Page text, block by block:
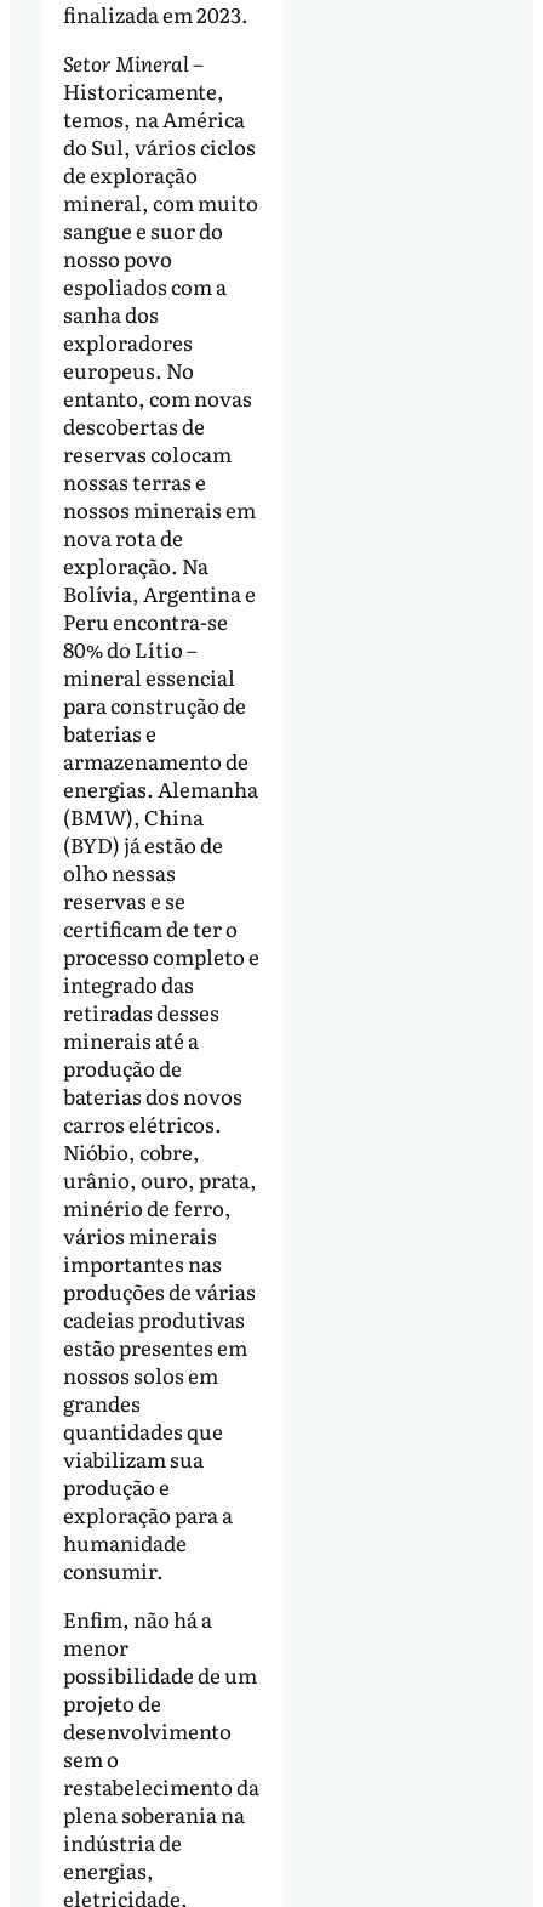
finalizada em 2023.
Setor Mineral –
Historicamente,
temos, na América
do Sul, vários ciclos
de exploração
mineral, com muito
sangue e suor do
nosso povo
espoliados com a
sanha dos
exploradores
europeus. No
entanto, com novas
descobertas de
reservas colocam
nossas terras e
nossos minerais em
nova rota de
exploração. Na
Bolívia, Argentina e
Peru encontra-se
80% do Lítio –
mineral essencial
para construção de
baterias e
armazenamento de
energias. Alemanha
(BMW), China
(BYD) já estão de
olho nessas
reservas e se
certificam de ter o
processo completo e
integrado das
retiradas desses
minerais até a
produção de
baterias dos novos
carros elétricos.
Nióbio, cobre,
urânio, ouro, prata,
minério de ferro,
vários minerais
importantes nas
produções de várias
cadeias produtivas
estão presentes em
nossos solos em
grandes
quantidades que
viabilizam sua
produção e
exploração para a
humanidade
consumir.
Enfim, não há a
menor
possibilidade de um
projeto de
desenvolvimento
sem o
restabelecimento da
plena soberania na
indústria de
energias,
eletricidade,